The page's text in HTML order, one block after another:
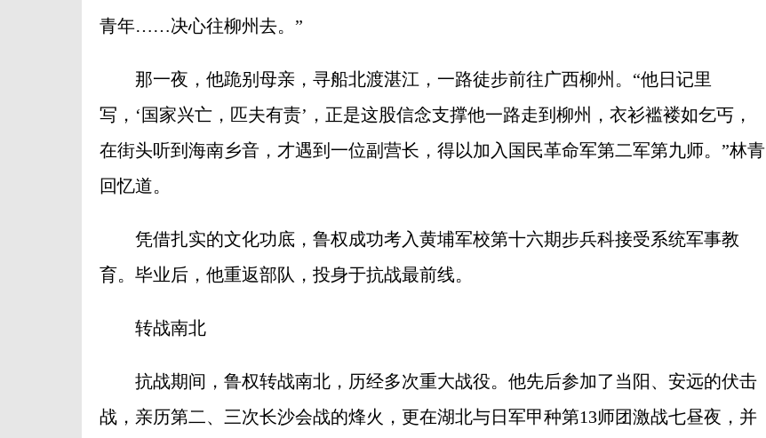
青年……决心往柳州去。”
那一夜，他跪别母亲，寻船北渡湛江，一路徒步前往广西柳州。“他日记里
写，‘国家兴亡，匹夫有责’，正是这股信念支撑他一路走到柳州，衣衫褴褛如乞丐，
在街头听到海南乡音，才遇到一位副营长，得以加入国民革命军第二军第九师。”林青
回忆道。
凭借扎实的文化功底，鲁权成功考入黄埔军校第十六期步兵科接受系统军事教
育。毕业后，他重返部队，投身于抗战最前线。
转战南北
抗战期间，鲁权转战南北，历经多次重大战役。他先后参加了当阳、安远的伏击
战，亲历第二、三次长沙会战的烽火，更在湖北与日军甲种第13师团激战七昼夜，并